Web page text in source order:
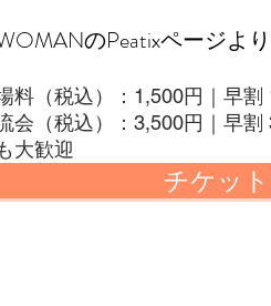
のPeatixページよ
料（税込）：1,500円｜早
会（税込）：3,500円｜早
大歓迎
チケッ